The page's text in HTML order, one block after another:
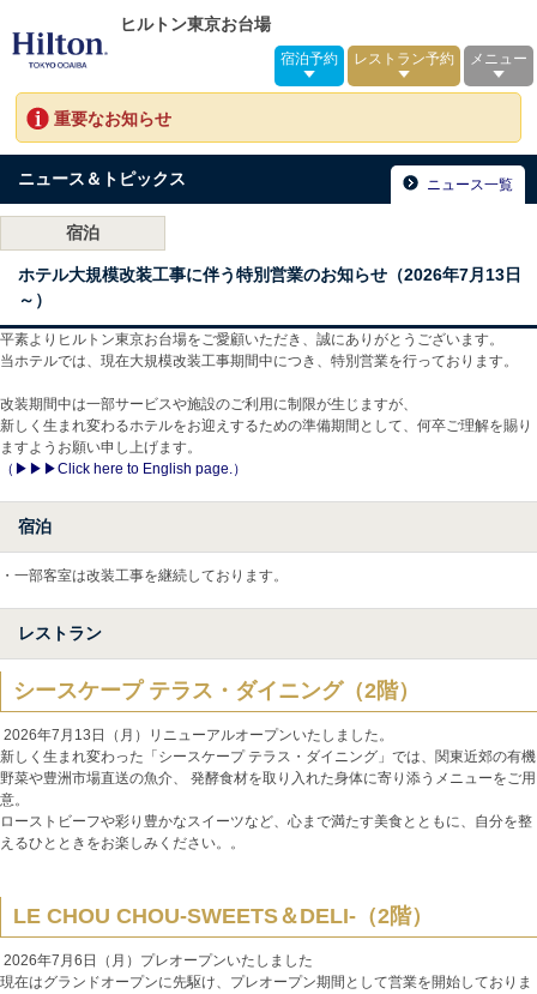
ヒルトン東京お台場
宿泊予約 レストラン予約 メニュー
重要なお知らせ
ニュース＆トピックス ニュース一覧
宿泊
ホテル大規模改装工事に伴う特別営業のお知らせ（2026年7月13日
～）
平素よりヒルトン東京お台場をご愛顧いただき、誠にありがとうございます。
当ホテルでは、現在大規模改装工事期間中につき、特別営業を行っております。
改装期間中は一部サービスや施設のご利用に制限が生じますが、
新しく生まれ変わるホテルをお迎えするための準備期間として、何卒ご理解を賜り
ますようお願い申し上げます。
（▶▶▶Click here to English page.）
宿泊
・一部客室は改装工事を継続しております。
レストラン
シースケープ テラス・ダイニング（2階）
2026年7月13日（月）リニューアルオープンいたしました。
新しく生まれ変わった「シースケープ テラス・ダイニング」では、関東近郊の有機
野菜や豊洲市場直送の魚介、 発酵食材を取り入れた身体に寄り添うメニューをご用
意。
ローストビーフや彩り豊かなスイーツなど、心まで満たす美食とともに、自分を整
えるひとときをお楽しみください。。
LE CHOU CHOU-SWEETS＆DELI- （2階）
2026年7月6日（月）プレオープンいたしました
現在はグランドオープンに先駆け、プレオープン期間として営業を開始しておりま